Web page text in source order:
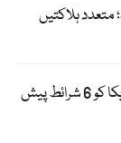
آبنائے ہرمز کھولنے کیلئے ایران نے امریکا کو 6 شرائط پیش